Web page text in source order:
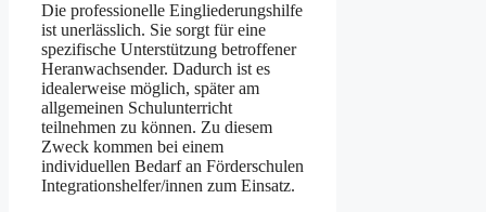
Die professionelle Eingliederungshilfe
ist unerlässlich. Sie sorgt für eine
spezifische Unterstützung betroffener
Heranwachsender. Dadurch ist es
idealerweise möglich, später am
allgemeinen Schulunterricht
teilnehmen zu können. Zu diesem
Zweck kommen bei einem
individuellen Bedarf an Förderschulen
Integrationshelfer/innen zum Einsatz.